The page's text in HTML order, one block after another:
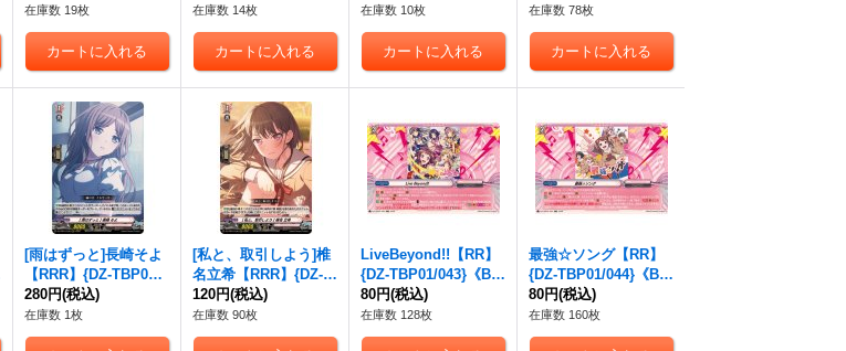
nGDream!》
在庫数 19枚
m!》
在庫数 14枚
m!》
在庫数 10枚
m!》
在庫数 78枚
[雨はずっと]長崎そよ
【RRR】{DZ-TBP01/0
39}《BanGDream!》
280円(税込)
在庫数 1枚
[私と、取引しよう]椎
名立希【RRR】{DZ-T
BP01/040}《BanGDre
am!》
120円(税込)
在庫数 90枚
LiveBeyond!!【RR】
{DZ-TBP01/043}《Ba
nGDream!》
80円(税込)
在庫数 128枚
最強☆ソング【RR】
{DZ-TBP01/044}《Ba
nGDream!》
80円(税込)
在庫数 160枚